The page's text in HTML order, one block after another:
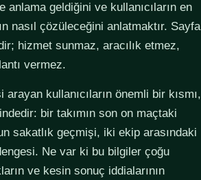
anlama geldiğini ve kullanıcıların en
nasıl çözüleceğini anlatmaktır. Sayfa
hizmet sunmaz, aracılık etmez,
vermez.
kullanıcıların önemli bir kısmı,
bir takımın son on maçtaki
sakatlık geçmişi, iki ekip arasındaki
Ne var ki bu bilgiler çoğu
ve kesin sonuç iddialarının